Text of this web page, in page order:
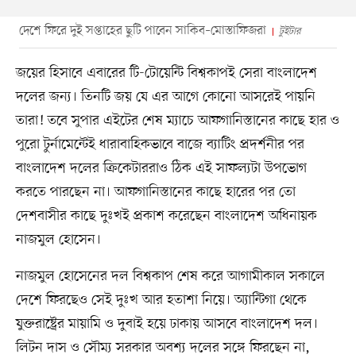
দেশে ফিরে দুই সপ্তাহের ছুটি পাবেন সাকিব–মোস্তাফিজরা টুইটার
জয়ের হিসাবে এবারের টি-টোয়েন্টি বিশ্বকাপই সেরা বাংলাদেশ
দলের জন্য। তিনটি জয় যে এর আগে কোনো আসরেই পায়নি
তারা! তবে সুপার এইটের শেষ ম্যাচে আফগানিস্তানের কাছে হার ও
পুরো টুর্নামেন্টেই ধারাবাহিকভাবে বাজে ব্যাটিং প্রদর্শনীর পর
বাংলাদেশ দলের ক্রিকেটাররাও ঠিক এই সাফল্যটা উপভোগ
করতে পারছেন না। আফগানিস্তানের কাছে হারের পর তো
দেশবাসীর কাছে দুঃখই প্রকাশ করেছেন বাংলাদেশ অধিনায়ক
নাজমুল হোসেন।
নাজমুল হোসেনের দল বিশ্বকাপ শেষ করে আগামীকাল সকালে
দেশে ফিরছেও সেই দুঃখ আর হতাশা নিয়ে। অ্যান্টিগা থেকে
যুক্তরাষ্ট্রের মায়ামি ও দুবাই হয়ে ঢাকায় আসবে বাংলাদেশ দল।
লিটন দাস ও সৌম্য সরকার অবশ্য দলের সঙ্গে ফিরছেন না,